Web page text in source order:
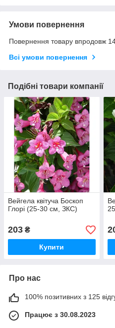
Умови повернення
Повернення товару впродовж
Всі умови повернення
Подібні товари компанії
Вейгела квітуча Боскоп
Глорі (25-30 см, ЗКС)
203 ₴
Купити
Про нас
100% позитивних з 125
Працює з 30.08.2023